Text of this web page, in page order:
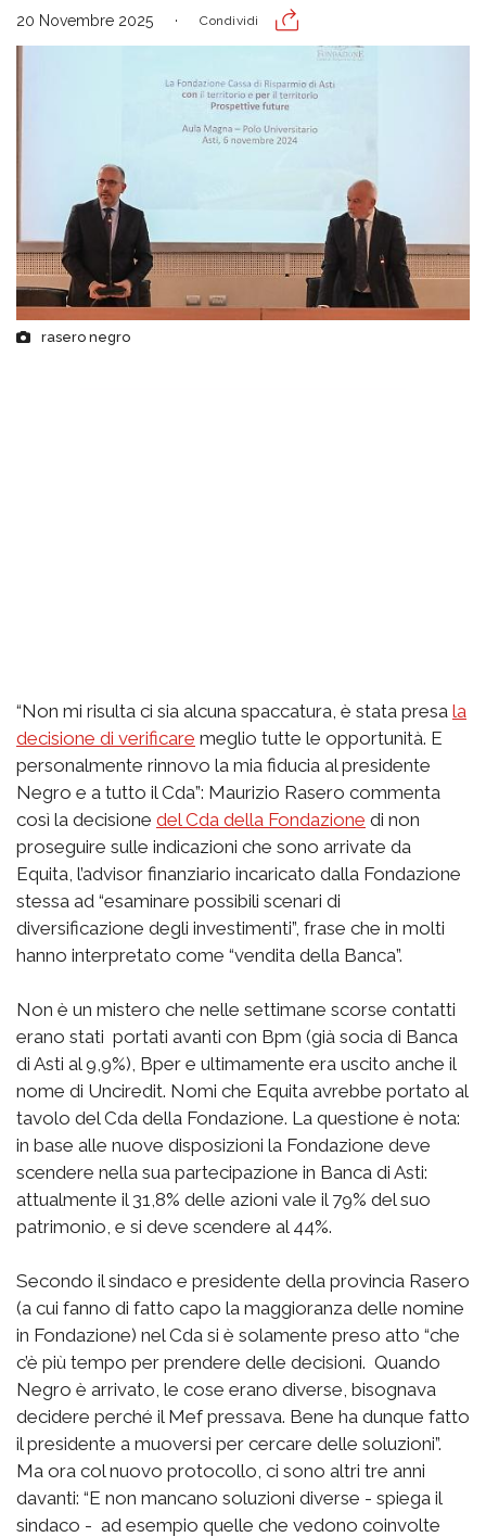
20 Novembre 2025 Condividi
rasero negro
“Non mi risulta ci sia alcuna spaccatura, è stata presa la
decisione di verificare meglio tutte le opportunità. E
personalmente rinnovo la mia fiducia al presidente
Negro e a tutto il Cda”: Maurizio Rasero commenta
così la decisione del Cda della Fondazione di non
proseguire sulle indicazioni che sono arrivate da
Equita, l’advisor finanziario incaricato dalla Fondazione
stessa ad “esaminare possibili scenari di
diversificazione degli investimenti”, frase che in molti
hanno interpretato come “vendita della Banca”.
Non è un mistero che nelle settimane scorse contatti
erano stati portati avanti con Bpm (già socia di Banca
di Asti al 9,9%), Bper e ultimamente era uscito anche il
nome di Unciredit. Nomi che Equita avrebbe portato al
tavolo del Cda della Fondazione. La questione è nota:
in base alle nuove disposizioni la Fondazione deve
scendere nella sua partecipazione in Banca di Asti:
attualmente il 31,8% delle azioni vale il 79% del suo
patrimonio, e si deve scendere al 44%.
Secondo il sindaco e presidente della provincia Rasero
(a cui fanno di fatto capo la maggioranza delle nomine
in Fondazione) nel Cda si è solamente preso atto “che
c’è più tempo per prendere delle decisioni. Quando
Negro è arrivato, le cose erano diverse, bisognava
decidere perché il Mef pressava. Bene ha dunque fatto
il presidente a muoversi per cercare delle soluzioni”.
Ma ora col nuovo protocollo, ci sono altri tre anni
davanti: “E non mancano soluzioni diverse - spiega il
sindaco - ad esempio quelle che vedono coinvolte